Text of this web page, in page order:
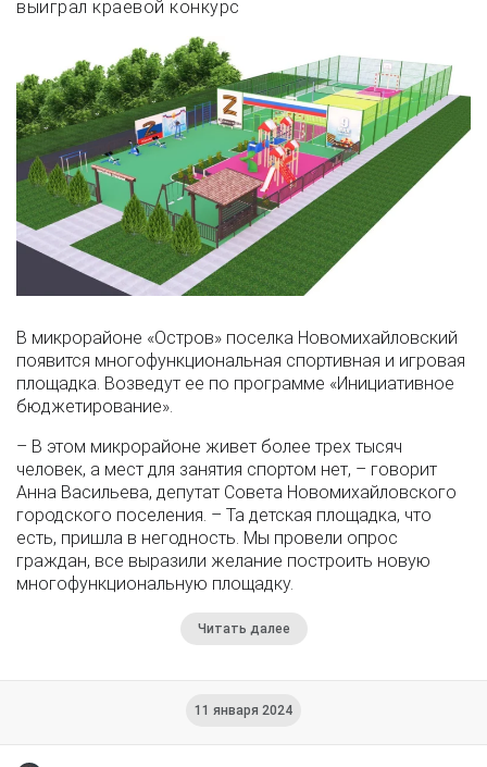
выиграл краевой конкурс
В микрорайоне «Остров» поселка Новомихайловский
появится многофункциональная спортивная и игровая
площадка. Возведут ее по программе «Инициативное
бюджетирование».
– В этом микрорайоне живет более трех тысяч
человек, а мест для занятия спортом нет, – говорит
Анна Васильева, депутат Совета Новомихайловского
городского поселения. – Та детская площадка, что
есть, пришла в негодность. Мы провели опрос
граждан, все выразили желание построить новую
многофункциональную площадку.
Читать далее
11 января 2024